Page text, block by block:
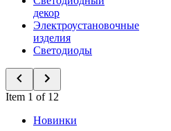
декор
Электроустановочные
изделия
Светодиоды
Item 1 of 12
Новинки